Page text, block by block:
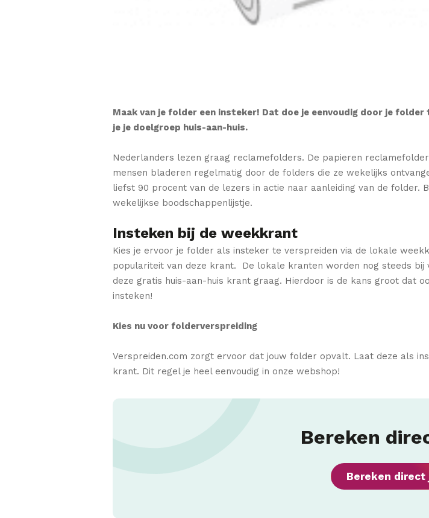
Maak van je folder een insteker! Dat doe je eenvoudig door je
je je doelgroep huis-aan-huis.
Nederlanders lezen graag reclamefolders. De papieren
mensen bladeren regelmatig door de folders die ze wekelijks
liefst 90 procent van de lezers in actie naar aanleiding van de
wekelijkse boodschappenlijstje.
Insteken bij de weekkrant
Kies je ervoor je folder als insteker te verspreiden via de lokale
populariteit van deze krant. De lokale kranten worden nog steeds bij
deze gratis huis-aan-huis krant graag. Hierdoor is de kans groot dat
insteken!
Kies nu voor folderverspreiding
Verspreiden.com zorgt ervoor dat jouw folder opvalt. Laat deze als
krant. Dit regel je heel eenvoudig in onze webshop!
Bereken
Bereken direct